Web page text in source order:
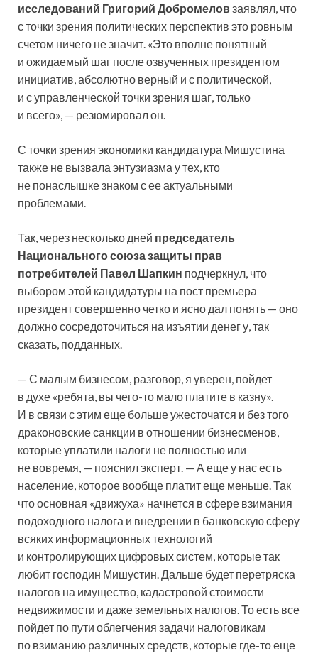
исследований Григорий Добромеловзаявлял, что
с точки зрения политических перспектив это ровным
счетом ничего не значит. «Это вполне понятный
и ожидаемый шаг после озвученных президентом
инициатив, абсолютно верный и с политической,
и с управленческой точки зрения шаг, только
и всего», — резюмировал он.
С точки зрения экономики кандидатура Мишустина
также не вызвала энтузиазма у тех, кто
не понаслышке знаком с ее актуальными
проблемами.
Так, через несколько дней председатель
Национального союза защиты прав
потребителей Павел Шапкин подчеркнул, что
выбором этой кандидатуры на пост премьера
президент совершенно четко и ясно дал понять — оно
должно сосредоточиться на изъятии денег у, так
сказать, подданных.
— С малым бизнесом, разговор, я уверен, пойдет
в духе «ребята, вы чего-то мало платите в казну».
И в связи с этим еще больше ужесточатся и без того
драконовские санкции в отношении бизнесменов,
которые уплатили налоги не полностью или
не вовремя, — пояснил эксперт. — А еще у нас есть
население, которое вообще платит еще меньше. Так
что основная «движуха» начнется в сфере взимания
подоходного налога и внедрении в банковскую сферу
всяких информационных технологий
и контролирующих цифровых систем, которые так
любит господин Мишустин. Дальше будет перетряска
налогов на имущество, кадастровой стоимости
недвижимости и даже земельных налогов. То есть все
пойдет по пути облегчения задачи налоговикам
по взиманию различных средств, которые где-то еще